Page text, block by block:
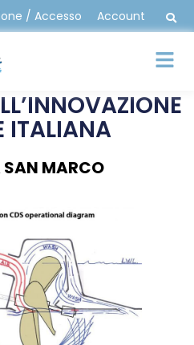
/ Accesso Account
ITALIANA
MARCO